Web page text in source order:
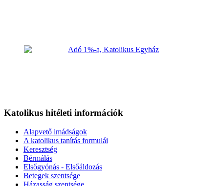
Katolikus hitéleti információk
Alapvető imádságok
A katolikus tanítás formulái
Keresztség
Bérmálás
Elsőgyónás - Elsőáldozás
Betegek szentsége